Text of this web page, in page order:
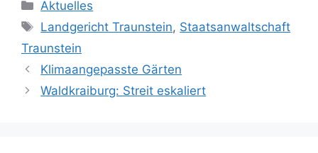
Aktuelles
Schlagwörter
Landgericht Traunstein, Staatsanwaltschaft
Traunstein
Klimaangepasste Gärten
Waldkraiburg: Streit eskaliert